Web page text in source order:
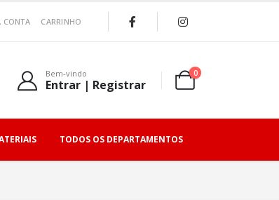
CONTA CARRINHO
Bem-vindo
Entrar | Registrar
0
TODOS OS DEPARTAMENTOS